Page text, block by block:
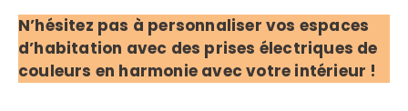
N’hésitez pas à personnaliser vos espaces
d’habitation avec des prises électriques de
couleurs en harmonie avec votre intérieur !